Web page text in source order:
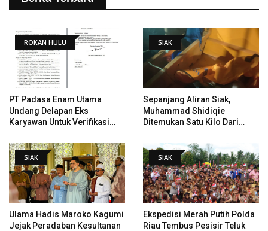
ROKAN HULU
PT Padasa Enam Utama
Undang Delapan Eks
Karyawan Untuk Verifikasi
PHI
SIAK
Sepanjang Aliran Siak,
Muhammad Shidiqie
Ditemukan Satu Kilo Dari
SIAK
Ulama Hadis Maroko Kagumi
Jejak Peradaban Kesultanan
SIAK
Ekspedisi Merah Putih Polda
Riau Tembus Pesisir Teluk